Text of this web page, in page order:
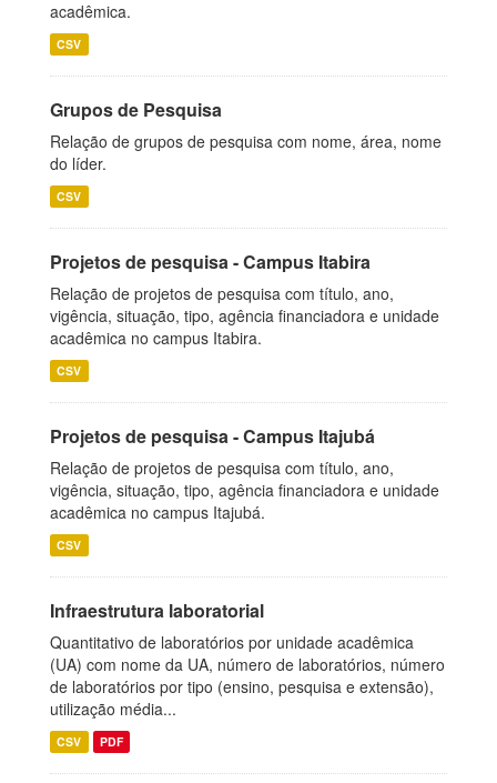
acadêmica.
CSV
Grupos de Pesquisa
Relação de grupos de pesquisa com nome, área, nome
do líder.
CSV
Projetos de pesquisa - Campus Itabira
Relação de projetos de pesquisa com título, ano,
vigência, situação, tipo, agência financiadora e unidade
acadêmica no campus Itabira.
CSV
Projetos de pesquisa - Campus Itajubá
Relação de projetos de pesquisa com título, ano,
vigência, situação, tipo, agência financiadora e unidade
acadêmica no campus Itajubá.
CSV
Infraestrutura laboratorial
Quantitativo de laboratórios por unidade acadêmica
(UA) com nome da UA, número de laboratórios, número
de laboratórios por tipo (ensino, pesquisa e extensão),
utilização média...
CSV PDF